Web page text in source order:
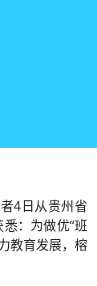
4日从贵州省
：为做优“班
教育发展，榕